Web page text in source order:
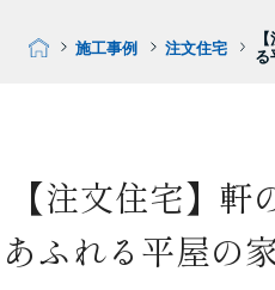
施工事例 注文住宅
る
【注文住宅】
あふれる平屋の